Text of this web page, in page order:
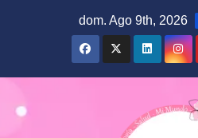
dom. Ago 9th, 2026